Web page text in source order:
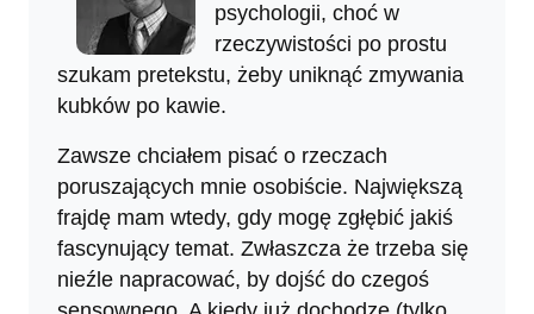
psychologii, choć w
rzeczywistości po prostu
szukam pretekstu, żeby uniknąć zmywania
kubków po kawie.
Zawsze chciałem pisać o rzeczach
poruszających mnie osobiście. Największą
frajdę mam wtedy, gdy mogę zgłębić jakiś
fascynujący temat. Zwłaszcza że trzeba się
nieźle napracować, by dojść do czegoś